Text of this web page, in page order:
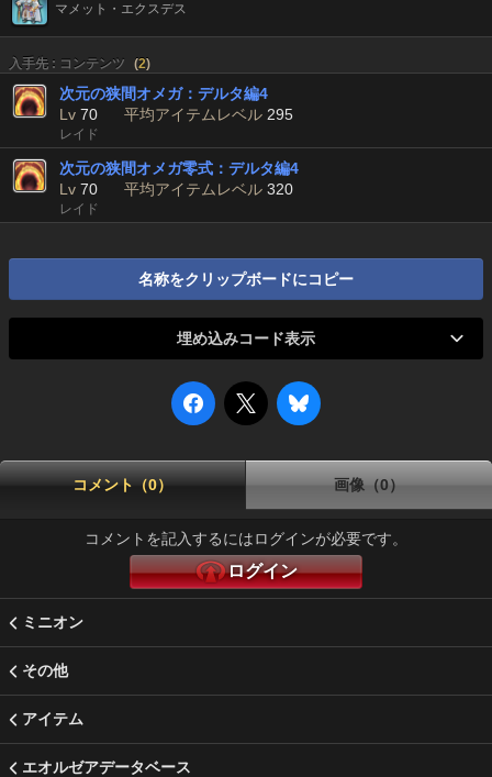
マメット・エクスデス
入手先 : コンテンツ (2)
次元の狭間オメガ：デルタ編4
Lv 70 平均アイテムレベル 295
レイド
次元の狭間オメガ零式：デルタ編4
Lv 70 平均アイテムレベル 320
レイド
名称をクリップボードにコピー
埋め込みコード表示
コメント（0） 画像（0）
コメントを記入するにはログインが必要です。
ログイン
ミニオン
その他
アイテム
エオルゼアデータベース